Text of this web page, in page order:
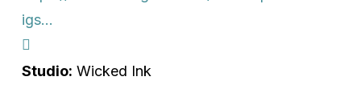
igs...
Studio: Wicked Ink